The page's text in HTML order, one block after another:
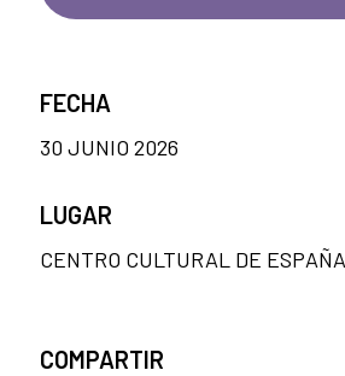
FECHA
30 JUNIO 2026
LUGAR
CENTRO CULTURAL DE ESPAÑA
COMPARTIR